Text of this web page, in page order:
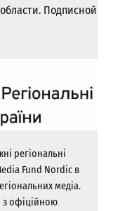
Подписной
регіональні
Fund Nordic в
медіа.
з офіційною